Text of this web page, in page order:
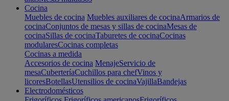
Cocina
Muebles de cocina Muebles auxiliares de cocinaArmarios de
cocinaConjuntos de mesas y sillas de cocinaMesas de
cocinaSillas de cocinaTaburetes de cocinaCocinas
modularesCocinas completas
Cocinas a medida
Accesorios de cocina MenajeServicio de
mesaCuberteríaCuchillos para chefVinos y
licoresBotellasUtensilios de cocinaVajillaBandejas
Electrodomésticos